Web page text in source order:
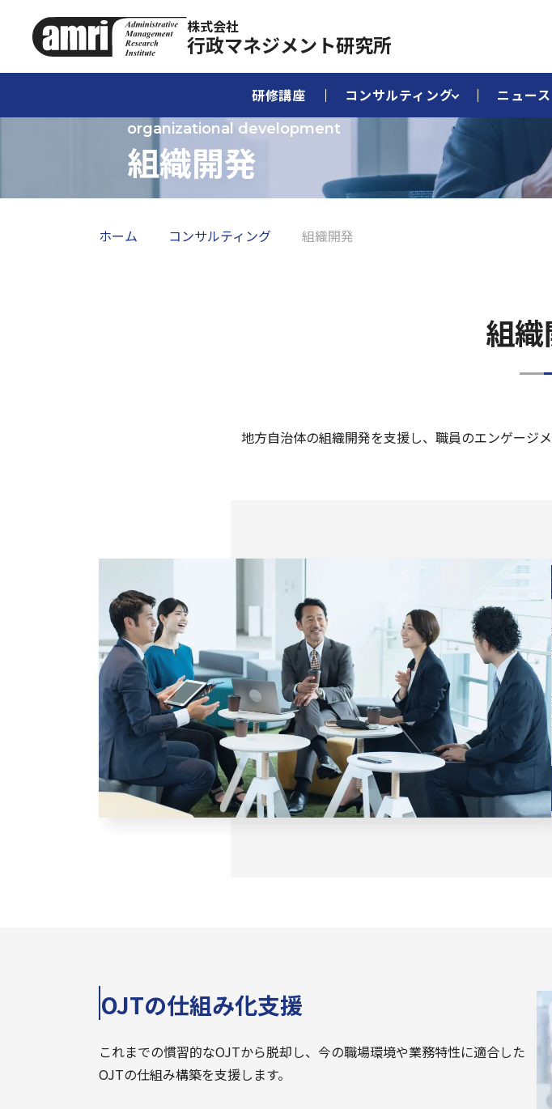
株式会社
行政マネジメント研究所
研修講座 コンサルティング ニュース
組織開発
ホーム コンサルティング 組織開発
組
地方自治体の組織開発を支援し、職員のエンゲージ
OJTの仕組み化支援
これまでの慣習的なOJTから脱却し、今の職場環境や業務特性に適合した
OJTの仕組み構築を支援します。